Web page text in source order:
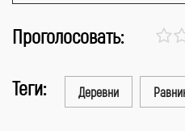
Проголосовать:
Теги: Деревни